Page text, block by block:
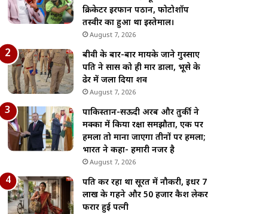
क्रिकेटर इरफान पठान, फोटोशॉप
तस्वीर का हुआ था इस्तेमाल।
August 7, 2026
बीवी के बार-बार मायके जाने गुस्साए
पति ने सास को ही मार डाला, भूसे के
ढेर में जला दिया शव
August 7, 2026
पाकिस्तान-सऊदी अरब और तुर्की ने
मक्का में किया रक्षा समझौता, एक पर
हमला तो माना जाएगा तीनों पर हमला;
भारत ने कहा- हमारी नजर है
August 7, 2026
पति कर रहा था सूरत में नौकरी, इधर 7
लाख के गहने और 50 हजार कैश लेकर
फरार हुई पत्नी